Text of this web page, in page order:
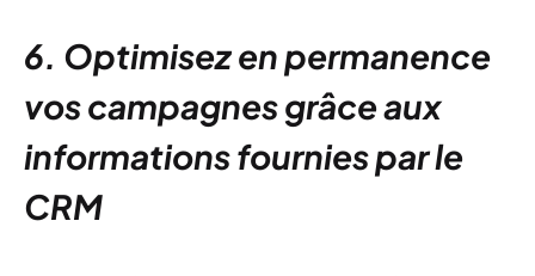
6. Optimisez en permanence
vos campagnes grâce aux
informations fournies par le
CRM